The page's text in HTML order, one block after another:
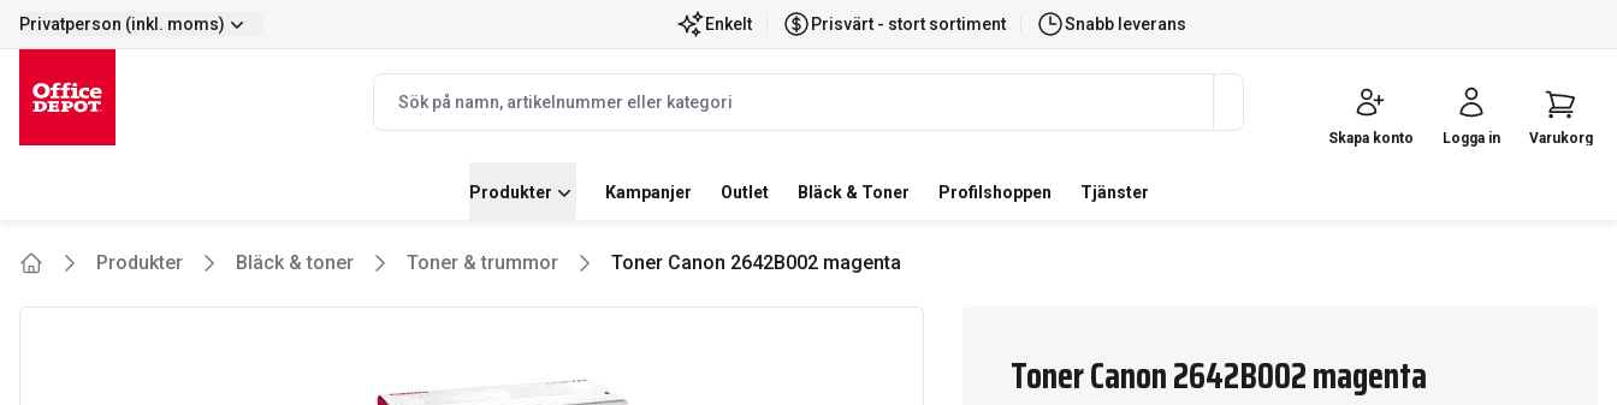
selector.vat
Privatperson (inkl. moms) Snabb leverans
Enkelt Prisvärt - stort sortiment Snabb leverans
navbar.quicksearch.label
Skapa konto Logga in Varukorg
Produkter Kampanjer Outlet Bläck & Toner Profilshoppen Tjänster
Produkter Bläck & toner Toner & trummor Toner Canon 2642B002 magenta
Toner Canon 2642B002 magenta